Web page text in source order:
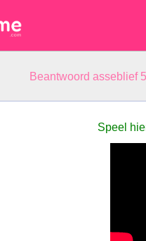
Beantwoord asseblief
Speel